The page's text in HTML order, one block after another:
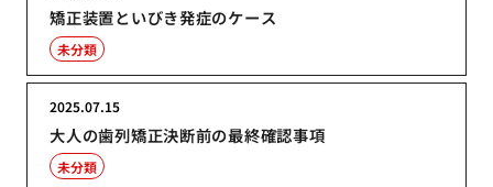
矯正装置といびき発症のケース
未分類
大人の歯列矯正決断前の最終確認事項
2025.07.15
未分類